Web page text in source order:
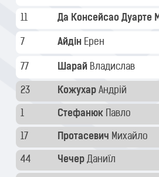
11 Да Консейсао Дуарте
7 Айдін Ерен
77 Шарай Владислав
23 Кожухар Андрій
1 Стефанюк Павло
17 Протасевич Михайло
44 Чечер Даниїл